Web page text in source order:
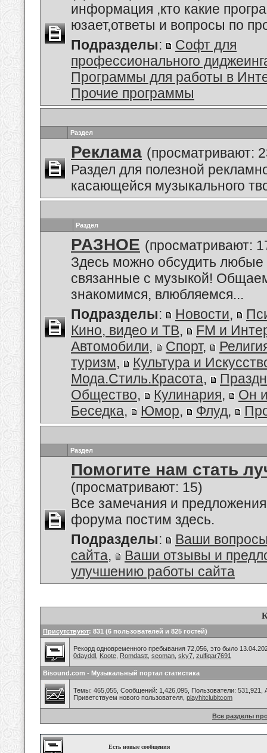
информация ,кто какие
юзает,ответы и вопросы по
Подразделы:
Софт для
профессионального
Программы для работы в
Прочие программы
Раздел
Реклама (просматривают:
Раздел для полезной
касающейся музыкального
Раздел
РАЗНОЕ (просматривают:
Здесь можно обсудить
связанные с музыкой!
знакомимся, влюбляемся...
Подразделы: Новости,
Кино, видео и ТВ,
FM и
Автомобили, Спорт,
туризм,
Культура и
Мода.Стиль.Красота,
Общество, Кулинария,
Он
Беседка, Юмор, Флуд,
Раздел
Помогите нам стать
(просматривают: 15)
Все замечания и
форума постим здесь.
Подразделы:
Ваши
сайта,
Ваши отзывы и
улучшению работы сайта
Присутствуют: 831 (6 пользователей и 825 гостей)
Рекорд одновременного пребывания 72,056, это было
0dayddl Koote Romdastt seoman sky7 zulfiqar7691
Bisound.com - Музыкальный портал статистика
Темы: 465,055, Сообщений: 1,426,095, Пользователи: 531,921,
Приветствуем нового пользователя, playhitclubitcom
Все разделы
Есть новые сообщения